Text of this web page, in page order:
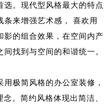
选。现代型风格最大的特点
条来增强艺术感， 喜欢用
影的组合效果，在空间内产
找到与空间的和谐统一。
极简风格的办公室装修，
。简约风格体现出简洁、